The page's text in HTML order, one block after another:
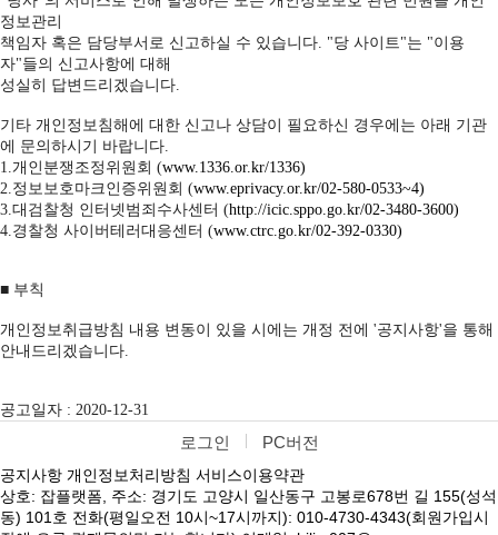
정보관리
책임자 혹은 담당부서로 신고하실 수 있습니다. "당 사이트"는 "이용
자"들의 신고사항에 대해
성실히 답변드리겠습니다.
기타 개인정보침해에 대한 신고나 상담이 필요하신 경우에는 아래 기관
에 문의하시기 바랍니다.
1.개인분쟁조정위원회 (www.1336.or.kr/1336)
2.정보보호마크인증위원회 (www.eprivacy.or.kr/02-580-0533~4)
3.대검찰청 인터넷범죄수사센터 (http://icic.sppo.go.kr/02-3480-3600)
4.경찰청 사이버테러대응센터 (www.ctrc.go.kr/02-392-0330)
■ 부칙
개인정보취급방침 내용 변동이 있을 시에는 개정 전에 '공지사항'을 통해
안내드리겠습니다.
공고일자 : 2020-12-31
로그인 PC버전
공지사항 개인정보처리방침 서비스이용약관
상호: 잡플랫폼, 주소: 경기도 고양시 일산동구 고봉로678번 길 155(성석
동) 101호 전화(평일오전 10시~17시까지): 010-4730-4343(회원가입시